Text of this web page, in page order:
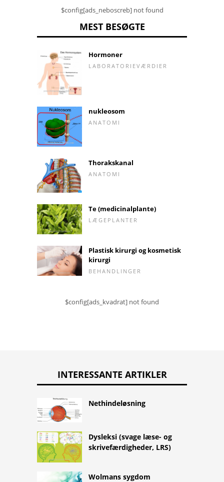
$config[ads_neboscreb] not found
MEST BESØGTE
Hormoner
LABORATORIEVÆRDIER
nukleosom
ANATOMI
Thorakskanal
ANATOMI
Te (medicinalplante)
LÆGEPLANTER
Plastisk kirurgi og kosmetisk
kirurgi
BEHANDLINGER
$config[ads_kvadrat] not found
INTERESSANTE ARTIKLER
Nethindeløsning
Dysleksi (svage læse- og
skrivefærdigheder, LRS)
Wolmans sygdom